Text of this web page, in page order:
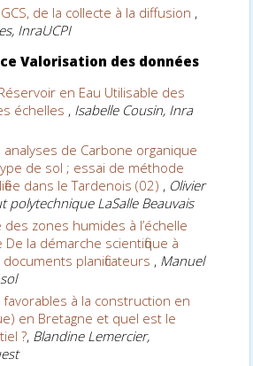
de la collecte à la diffusion ,
InraUCPI
Valorisation des données
en Eau Utilisable des
échelles , Isabelle Cousin, Inra
de Carbone organique
de sol ; essai de méthode
dans le Tardenois (02) , Olivier
polytechnique LaSalle Beauvais
des zones humides à l’échelle
la démarche scientifique à
documents planificateurs , Manuel
à la construction en
en Bretagne et quel est le
?, Blandine Lemercier,